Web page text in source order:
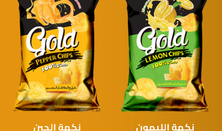
نكهة الجبن نكهة الليمون